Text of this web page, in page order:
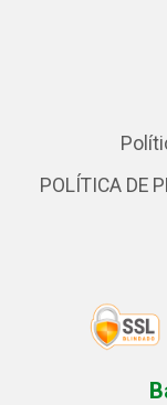
POLÍTICA DE